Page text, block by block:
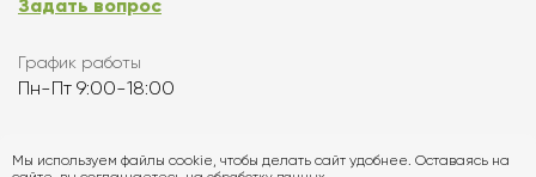
Задать вопрос
График работы
Пн-Пт 9:00-18:00
Подписаться
Мы используем файлы cookie, чтобы делать сайт удобнее. Оставаясь на